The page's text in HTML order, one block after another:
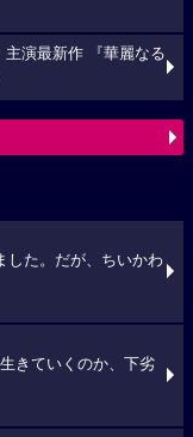
演最新作 『華麗なる
た。だが、ちいかわ
きていくのか、下劣